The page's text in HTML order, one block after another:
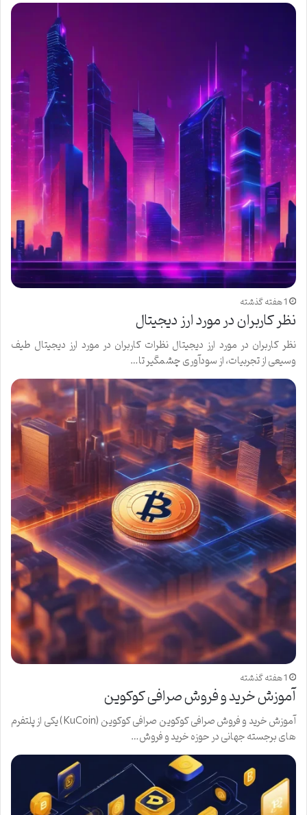
1 هفته گذشته
نظر کاربران در مورد ارز دیجیتال
نظر کاربران در مورد ارز دیجیتال نظرات کاربران در مورد ارز دیجیتال طیف
وسیعی از تجربیات، از سودآوری چشمگیر تا…
1 هفته گذشته
آموزش خرید و فروش صرافی کوکوین
آموزش خرید و فروش صرافی کوکوین صرافی کوکوین (KuCoin) یکی از پلتفرم
های برجسته جهانی در حوزه خرید و فروش…